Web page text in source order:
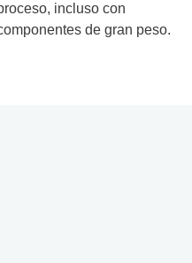
incluso con
de gran peso.